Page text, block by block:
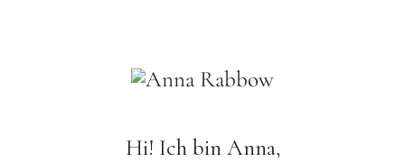
Hi! Ich bin Anna,